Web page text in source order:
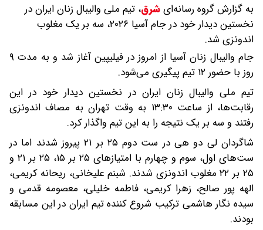
به گزارش گروه رسانه‌ایشرق، تیم ملی والیبال زنان ایران در
نخستین دیدار خود در جام آسیا ۲۰۲۶، سه بر یک مغلوب
اندونزی شد.
جام والیبال زنان آسیا از امروز در فیلیپین آغاز شد و به مدت ۹
روز با حضور ۱۲ تیم پیگیری می‌شود.
تیم ملی والیبال زنان ایران در نخستین دیدار خود در این
رقابت‌ها، از ساعت ۱۳:۳۰ به وقت تهران به مصاف اندونزی
رفتند و سه بر یک نتیجه را به این تیم واگذار کرد.
شاگردان لی دو هی در ست دوم ۲۵ بر ۲۱ پیروز شدند اما در
ست‌های اول، سوم و چهارم با امتیازهای ۲۵ بر ۱۵، ۲۵ بر ۲۱ و
۲۵ بر ۲۲ مغلوب اندونزی شدند. شبنم علیخانی، ریحانه کریمی،
الهه پور صالح، زهرا کریمی، فاطمه خلیلی، معصومه قدمی و
سیده نگار هاشمی ترکیب شروع کننده تیم ایران در این مسابقه
بودند.